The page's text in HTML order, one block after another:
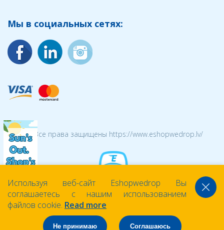
Мы в социальных сетях:
© 2026 Все права защищены https://www.eshopwedrop.lv/
Используя веб-сайт Eshopwedrop Вы
соглашаетесь с нашим использованием
файлов cookie. Read more
Не принимаю Соглашаюсь